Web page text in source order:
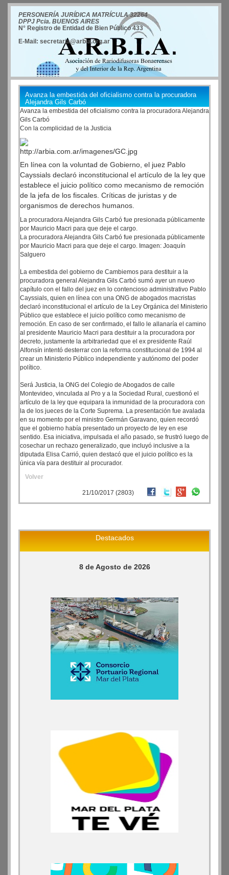
PERSONERÍA JURÍDICA MATRÍCULA 32264
DPPJ Pcia. BUENOS AIRES
N° Registro de Entidad de Bien Público 433
E-Mail: secretaria@arbia.org.ar
Avanza la embestida del oficialismo contra la procuradora
Alejandra Gils Carbó
Avanza la embestida del oficialismo contra la procuradora Alejandra
Gils Carbó
Con la complicidad de la Justicia
En línea con la voluntad de Gobierno, el juez Pablo
Cayssials declaró inconstitucional el artículo de la ley que
establece el juicio político como mecanismo de remoción
de la jefa de los fiscales. Críticas de juristas y de
organismos de derechos humanos.
La procuradora Alejandra Gils Carbó fue presionada públicamente
por Mauricio Macri para que deje el cargo.
La procuradora Alejandra Gils Carbó fue presionada públicamente
por Mauricio Macri para que deje el cargo. Imagen: Joaquín
Salguero
La embestida del gobierno de Cambiemos para destituir a la
procuradora general Alejandra Gils Carbó sumó ayer un nuevo
capítulo con el fallo del juez en lo contencioso administrativo Pablo
Cayssials, quien en línea con una ONG de abogados macristas
declaró inconstitucional el artículo de la Ley Orgánica del Ministerio
Público que establece el juicio político como mecanismo de
remoción. En caso de ser confirmado, el fallo le allanaría el camino
al presidente Mauricio Macri para destituir a la procuradora por
decreto, justamente la arbitrariedad que el ex presidente Raúl
Alfonsín intentó desterrar con la reforma constitucional de 1994 al
crear un Ministerio Público independiente y autónomo del poder
político.
Será Justicia, la ONG del Colegio de Abogados de calle
Montevideo, vinculada al Pro y a la Sociedad Rural, cuestionó el
artículo de la ley que equipara la inmunidad de la procuradora con
la de los jueces de la Corte Suprema. La presentación fue avalada
en su momento por el ministro Germán Garavano, quien recordó
que el gobierno había presentado un proyecto de ley en ese
sentido. Esa iniciativa, impulsada el año pasado, se frustró luego de
cosechar un rechazo generalizado, que incluyó inclusive a la
diputada Elisa Carrió, quien destacó que el juicio político es la
única vía para destituir al procurador.
Volver
21/10/2017 (2803)
Destacados
8 de Agosto de 2026